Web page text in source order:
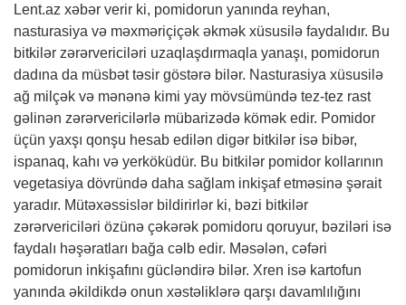
Lent.az xəbər verir ki, pomidorun yanında reyhan,
nasturasiya və məxməriçiçək əkmək xüsusilə faydalıdır. Bu
bitkilər zərərvericiləri uzaqlaşdırmaqla yanaşı, pomidorun
dadına da müsbət təsir göstərə bilər. Nasturasiya xüsusilə
ağ milçək və mənənə kimi yay mövsümündə tez-tez rast
gəlinən zərərvericilərlə mübarizədə kömək edir. Pomidor
üçün yaxşı qonşu hesab edilən digər bitkilər isə bibər,
ispanaq, kahı və yerköküdür. Bu bitkilər pomidor kollarının
vegetasiya dövründə daha sağlam inkişaf etməsinə şərait
yaradır. Mütəxəssislər bildirirlər ki, bəzi bitkilər
zərərvericiləri özünə çəkərək pomidoru qoruyur, bəziləri isə
faydalı həşəratları bağa cəlb edir. Məsələn, cəfəri
pomidorun inkişafını gücləndirə bilər. Xren isə kartofun
yanında əkildikdə onun xəstəliklərə qarşı davamlılığını